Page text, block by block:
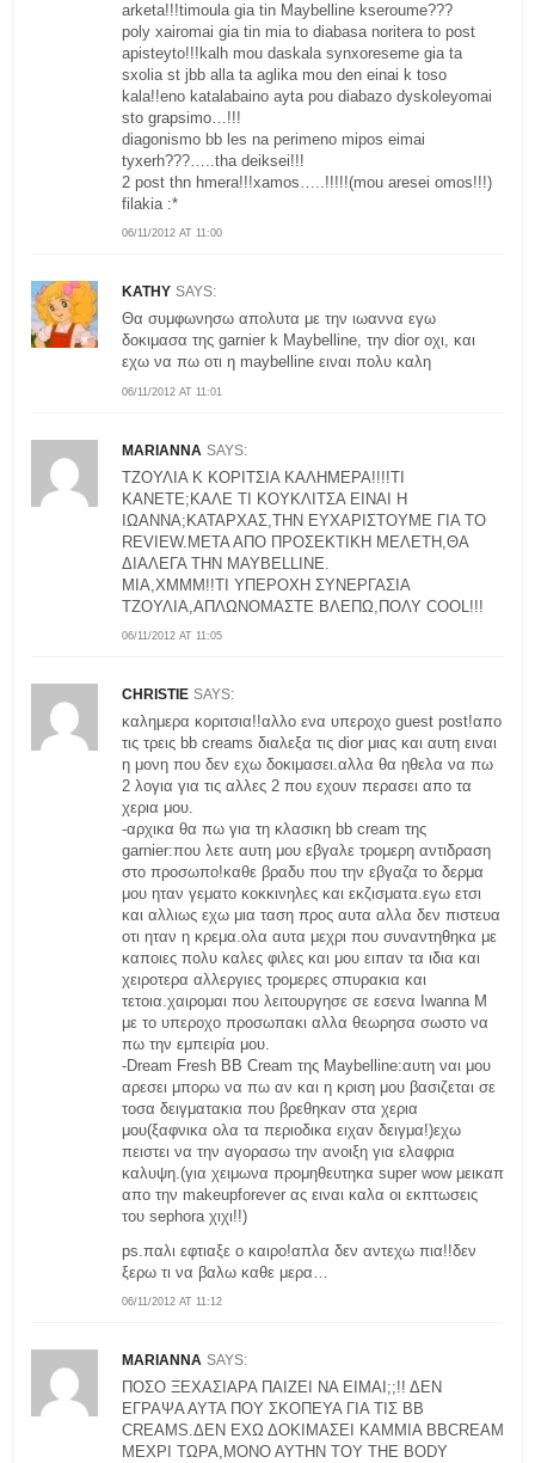
06/11/2012 AT 11:00
arketa!!!timoula gia tin Maybelline kseroume???
poly xairomai gia tin mia to diabasa noritera to post
apisteyto!!!kalh mou daskala synxoreseme gia ta
sxolia st jbb alla ta aglika mou den einai k toso
kala!!eno katalabaino ayta pou diabazo dyskoleyomai
sto grapsimo…!!!
diagonismo bb les na perimeno mipos eimai
tyxerh???…..tha deiksei!!!
2 post thn hmera!!!xamos…..!!!!!(mou aresei omos!!!)
filakia :*
KATHY SAYS:
06/11/2012 AT 11:01
Θα συμφωνησω απολυτα με την ιωαννα εγω
δοκιμασα της garnier k Maybelline, την dior οχι, και
εχω να πω οτι η maybelline ειναι πολυ καλη
MARIANNA SAYS:
06/11/2012 AT 11:05
ΤΖΟΥΛΙΑ Κ ΚΟΡΙΤΣΙΑ ΚΑΛΗΜΕΡΑ!!!!ΤΙ
ΚΑΝΕΤΕ;ΚΑΛΕ ΤΙ ΚΟΥΚΛΙΤΣΑ ΕΙΝΑΙ Η
ΙΩΑΝΝΑ;ΚΑΤΑΡΧΑΣ,ΤΗΝ ΕΥΧΑΡΙΣΤΟΥΜΕ ΓΙΑ ΤΟ
REVIEW.ΜΕΤΑ ΑΠΟ ΠΡΟΣΕΚΤΙΚΗ ΜΕΛΕΤΗ,ΘΑ
ΔΙΑΛΕΓΑ ΤΗΝ MAYBELLINE.
MIA,XMMM!!ΤΙ ΥΠΕΡΟΧΗ ΣΥΝΕΡΓΑΣΙΑ
ΤΖΟΥΛΙΑ,ΑΠΛΩΝΟΜΑΣΤΕ ΒΛΕΠΩ,ΠΟΛΥ COOL!!!
CHRISTIE SAYS:
06/11/2012 AT 11:12
καλημερα κοριτσια!!αλλο ενα υπεροχο guest post!απο
τις τρεις bb creams διαλεξα τις dior μιας και αυτη ειναι
η μονη που δεν εχω δοκιμασει.αλλα θα ηθελα να πω
2 λογια για τις αλλες 2 που εχουν περασει απο τα
χερια μου.
-αρχικα θα πω για τη κλασικη bb cream της
garnier:που λετε αυτη μου εβγαλε τρομερη αντιδραση
στο προσωπο!καθε βραδυ που την εβγαζα το δερμα
μου ηταν γεματο κοκκινηλες και εκζισματα.εγω ετσι
και αλλιως εχω μια ταση προς αυτα αλλα δεν πιστευα
οτι ηταν η κρεμα.ολα αυτα μεχρι που συναντηθηκα με
καποιες πολυ καλες φιλες και μου ειπαν τα ιδια και
χειροτερα αλλεργιες τρομερες σπυρακια και
τετοια.χαιρομαι που λειτουργησε σε εσενα Iwanna M
με το υπεροχο προσωπακι αλλα θεωρησα σωστο να
πω την εμπειρία μου.
-Dream Fresh BB Cream της Maybelline:αυτη ναι μου
αρεσει μπορω να πω αν και η κριση μου βασιζεται σε
τοσα δειγματακια που βρεθηκαν στα χερια
μου(ξαφνικα ολα τα περιοδικα ειχαν δειγμα!)εχω
πειστει να την αγορασω την ανοιξη για ελαφρια
καλυψη.(για χειμωνα προμηθευτηκα super wow μεικαπ
απο την makeupforever ας ειναι καλα οι εκπτωσεις
του sephora χιχι!!)
ps.παλι εφτιαξε ο καιρο!απλα δεν αντεχω πια!!δεν
ξερω τι να βαλω καθε μερα…
MARIANNA SAYS:
ΠΟΣΟ ΞΕΧΑΣΙΑΡΑ ΠΑΙΖΕΙ ΝΑ ΕΙΜΑΙ;;!! ΔΕΝ
ΕΓΡΑΨΑ ΑΥΤΑ ΠΟΥ ΣΚΟΠΕΥΑ ΓΙΑ ΤΙΣ ΒΒ
CREAMS.ΔΕΝ ΕΧΩ ΔΟΚΙΜΑΣΕΙ ΚΑΜΜΙΑ ΒΒCREAM
ΜΕΧΡΙ ΤΩΡΑ,ΜΟΝΟ ΑΥΤΗΝ ΤΟΥ THE BODY